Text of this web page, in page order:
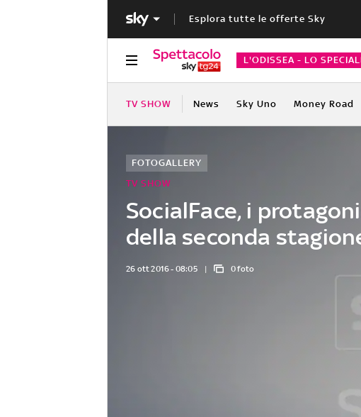
Esplora tutte le offerte Sky
L'ODISSEA - LO
TV SHOW News Sky Uno Money Road
SocialFace, i
della seconda
TV SHOW
FOTOGALLERY
26 ott 2016 - 08:05 0 foto